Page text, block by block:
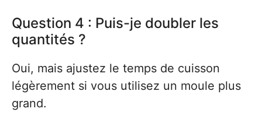
Question 4 : Puis-je doubler les
quantités ?
Oui, mais ajustez le temps de cuisson
légèrement si vous utilisez un moule plus
grand.